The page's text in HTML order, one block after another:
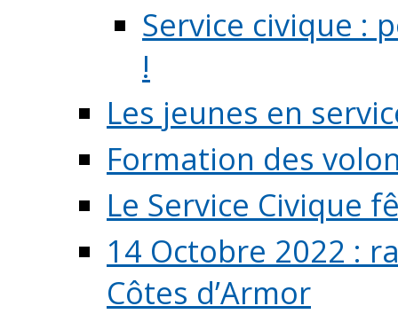
Service civique :
!
Les jeunes en
Formation des
Le Service Civique
14 Octobre 2022 :
Côtes d’Armor